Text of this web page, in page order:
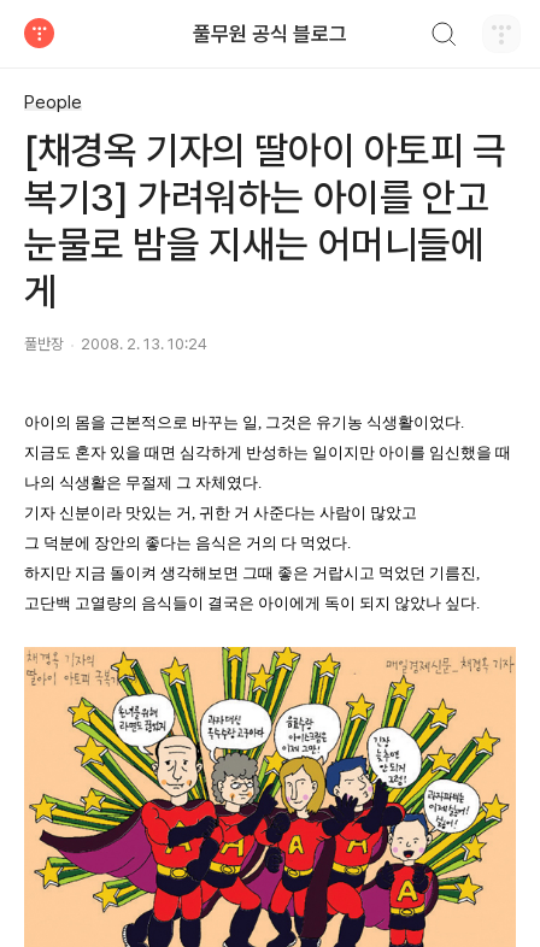
풀무원 공식 블로그
People
[채경옥 기자의 딸아이 아토피 극
복기3] 가려워하는 아이를 안고
눈물로 밤을 지새는 어머니들에
게
풀반장 2008. 2. 13. 10:24
아이의 몸을 근본적으로 바꾸는 일, 그것은 유기농 식생활이었다.
지금도 혼자 있을 때면 심각하게 반성하는 일이지만 아이를 임신했을 때
나의 식생활은 무절제 그 자체였다.
기자 신분이라 맛있는 거, 귀한 거 사준다는 사람이 많았고
그 덕분에 장안의 좋다는 음식은 거의 다 먹었다.
하지만 지금 돌이켜 생각해보면 그때 좋은 거랍시고 먹었던 기름진,
고단백 고열량의 음식들이 결국은 아이에게 독이 되지 않았나 싶다.